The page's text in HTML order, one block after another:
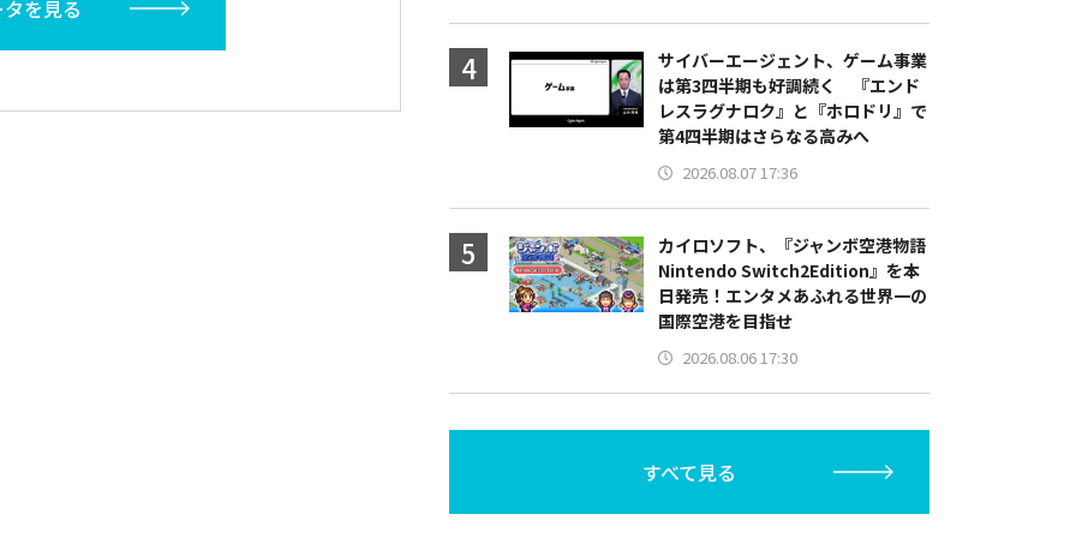
を見る
サイバーエージェント、ゲーム事業
は第3四半期も好調続く 『エンド
レスラグナロク』と『ホロドリ』で
第4四半期はさらなる高みへ
2026.08.07 17:36
カイロソフト、『ジャンボ空港物語
Nintendo Switch2Edition』を本
日発売！エンタメあふれる世界一の
国際空港を目指せ
2026.08.06 17:30
すべて見る